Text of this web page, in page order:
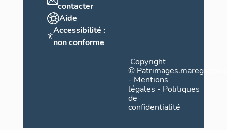
contacter
Aide
Accessibilité :
non conforme
Copyright
©
- Mentions
légales - Politiques
de
confidentialité